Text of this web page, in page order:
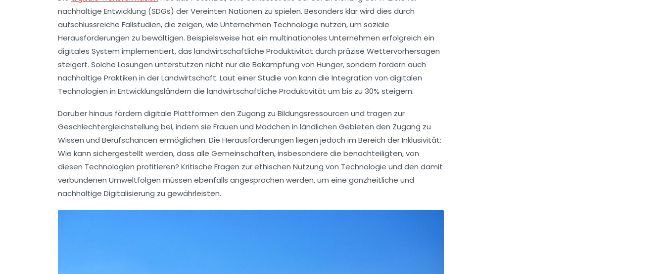
nachhaltige Entwicklung (SDGs) der Vereinten Nationen zu spielen. Besonders klar wird dies durch
aufschlussreiche Fallstudien, die zeigen, wie Unternehmen Technologie nutzen, um soziale
Herausforderungen zu bewältigen. Beispielsweise hat ein multinationales Unternehmen erfolgreich ein
digitales System implementiert, das landwirtschaftliche Produktivität durch präzise Wettervorhersagen
steigert. Solche Lösungen unterstützen nicht nur die Bekämpfung von Hunger, sondern fördern auch
nachhaltige Praktiken in der Landwirtschaft. Laut einer Studie von kann die Integration von digitalen
Technologien in Entwicklungsländern die landwirtschaftliche Produktivität um bis zu 30% steigern.
Darüber hinaus fördern digitale Plattformen den Zugang zu Bildungsressourcen und tragen zur
Geschlechtergleichstellung bei, indem sie Frauen und Mädchen in ländlichen Gebieten den Zugang zu
Wissen und Berufschancen ermöglichen. Die Herausforderungen liegen jedoch im Bereich derInklusivität:
Wie kann sichergestellt werden, dass alle Gemeinschaften, insbesondere die benachteiligten, von
diesen Technologien profitieren? Kritische Fragen zurethischen Nutzung von Technologie und den damit
verbundenen Umweltfolgen müssen ebenfalls angesprochen werden, um eine ganzheitliche und
nachhaltige Digitalisierung zu gewährleisten.